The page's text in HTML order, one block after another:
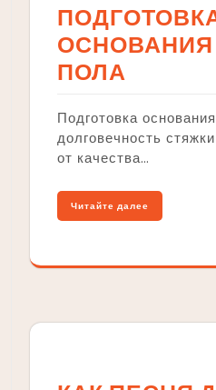
ОСНОВАНИЯ
ПОЛА
Подготовка
долговечность
от качества…
Читайте далее